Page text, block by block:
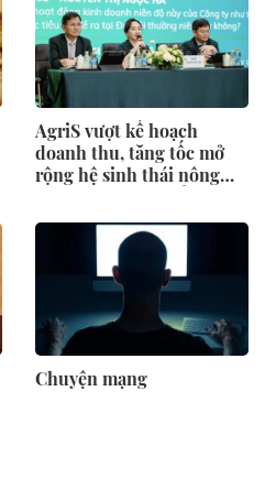
AgriS vượt kế hoạch
doanh thu, tăng tốc mở
rộng hệ sinh thái nông
Chuyện mạng